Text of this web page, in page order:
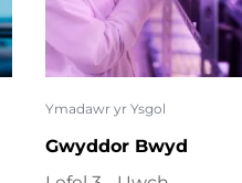
Ymadawr yr Ysgol
Gwyddor Bwyd